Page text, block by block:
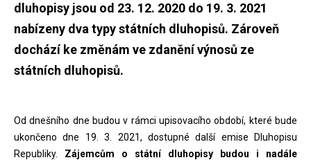
dluhopisy jsou od 23. 12. 2020 do 19. 3. 2021
nabízeny dva typy státních dluhopisů. Zároveň
dochází ke změnám ve zdanění výnosů ze
státních dluhopisů.
Od dnešního dne budou v rámci upisovacího období, které bude
ukončeno dne 19. 3. 2021, dostupné další emise Dluhopisu
Republiky. Zájemcům o státní dluhopisy budou i nadále